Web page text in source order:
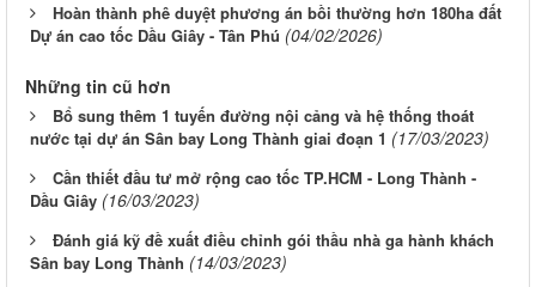
Hoàn thành phê duyệt phương án bồi thường hơn 180ha đất
Dự án cao tốc Dầu Giây - Tân Phú (04/02/2026)
Những tin cũ hơn
Bổ sung thêm 1 tuyến đường nội cảng và hệ thống thoát
nước tại dự án Sân bay Long Thành giai đoạn 1 (17/03/2023)
Cần thiết đầu tư mở rộng cao tốc TP.HCM - Long Thành -
Dầu Giây (16/03/2023)
Đánh giá kỹ đề xuất điều chỉnh gói thầu nhà ga hành khách
Sân bay Long Thành (14/03/2023)